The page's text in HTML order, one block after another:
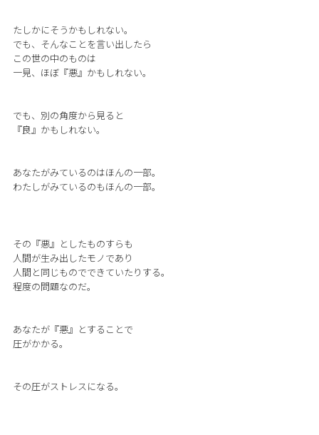
たしかにそうかもしれない。
でも、そんなことを言い出したら
この世の中のものは
一見、ほぼ『悪』かもしれない。
でも、別の角度から見ると
『良』かもしれない。
あなたがみているのはほんの一部。
わたしがみているのもほんの一部。
その『悪』としたものすらも
人間が生み出したモノであり
人間と同じものでできていたりする。
程度の問題なのだ。
あなたが『悪』とすることで
圧がかかる。
その圧がストレスになる。